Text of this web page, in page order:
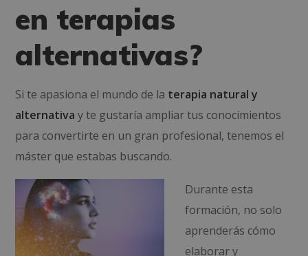
en terapias
alternativas?
Si te apasiona el mundo de la terapia natural y
alternativa y te gustaría ampliar tus conocimientos
para convertirte en un gran profesional, tenemos el
máster que estabas buscando.
Durante esta
formación, no solo
aprenderás cómo
elaborar y